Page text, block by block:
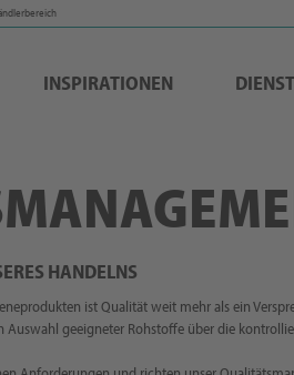
INSPIRATIONEN
HANDELNS
ist Qualität weit mehr als ein
Auswahl geeigneter Rohstoffe über die